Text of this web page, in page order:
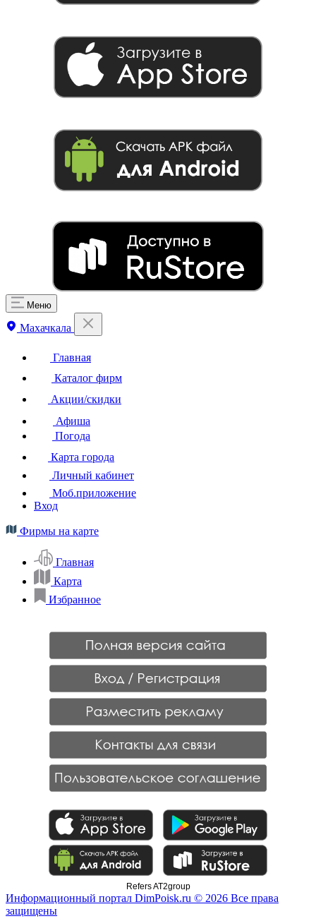
Меню
Махачкала
Главная
Каталог фирм
Акции/скидки
Афиша
Погода
Карта города
Личный кабинет
Моб.приложение
Вход
Фирмы на карте
Главная
Карта
Избранное
Refers AT2group
Информационный портал DimPoisk.ru © 2026 Все права
защищены